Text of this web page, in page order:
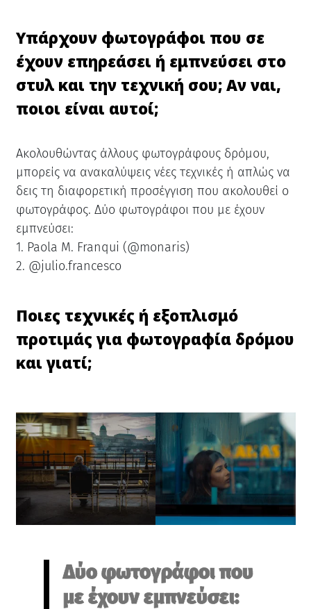
Υπάρχουν φωτογράφοι που σε
έχουν επηρεάσει ή εμπνεύσει στο
στυλ και την τεχνική σου; Αν ναι,
ποιοι είναι αυτοί;
Ακολουθώντας άλλους φωτογράφους δρόμου,
μπορείς να ανακαλύψεις νέες τεχνικές ή απλώς να
δεις τη διαφορετική προσέγγιση που ακολουθεί ο
φωτογράφος. Δύο φωτογράφοι που με έχουν
εμπνεύσει:
1. Paola M. Franqui (@monaris)
2. @julio.francesco
Ποιες τεχνικές ή εξοπλισμό
προτιμάς για φωτογραφία δρόμου
και γιατί;
Δύο φωτογράφοι που
με έχουν εμπνεύσει: